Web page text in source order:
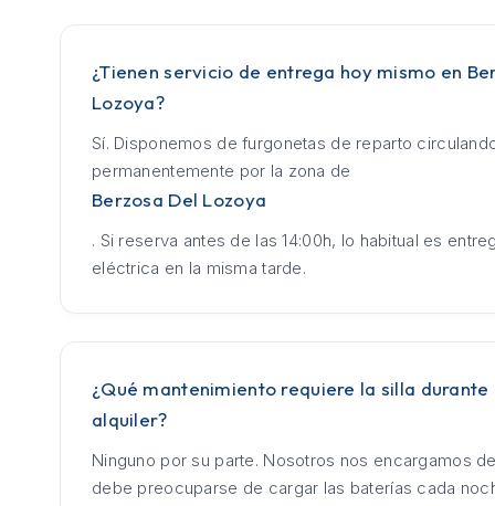
¿Tienen servicio de entrega hoy mismo en
Lozoya?
Sí. Disponemos de furgonetas de reparto
permanentemente por la zona de
Berzosa Del Lozoya
. Si reserva antes de las 14:00h, lo habitual es
eléctrica en la misma tarde.
¿Qué mantenimiento requiere la silla durante
alquiler?
Ninguno por su parte. Nosotros nos encargamos
debe preocuparse de cargar las baterías cada